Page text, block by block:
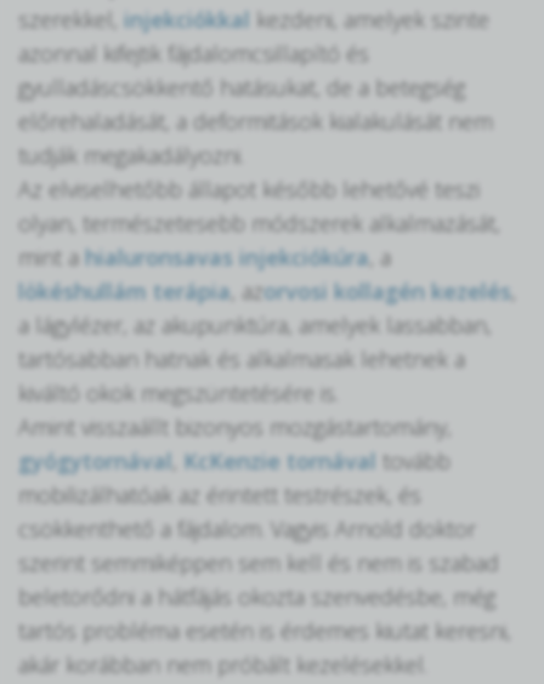
szerekkel, injekciókkal kezdeni, amelyek szinte
azonnal kifejtik fájdalomcsillapító és
gyulladáscsökkentő hatásukat, de a betegség
előrehaladását, a deformitások kialakulását nem
tudják megakadályozni.
Az elviselhetőbb állapot később lehetővé teszi
olyan, természetesebb módszerek alkalmazását,
mint a hialuronsavas injekciókúra , a
lökéshullám terápia , azorvosi kollagén kezelés
a lágylézer, az akupunktúra, amelyek lassabban,
tartósabban hatnak és alkalmasak lehetnek a
kiváltó okok megszüntetésére is.
Amint visszaállt bizonyos mozgástartomány,
gyógytornával KcKenzie tornával tovább
mobilizálhatóak az érintett testrészek, és
csökkenthető a fájdalom. Vagyis Arnold doktor
szerint semmiképpen sem kell és nem is szabad
beletörődni a hátfájás okozta szenvedésbe, még
tartós probléma esetén is érdemes kiutat keresni,
akár korábban nem próbált kezelésekkel.